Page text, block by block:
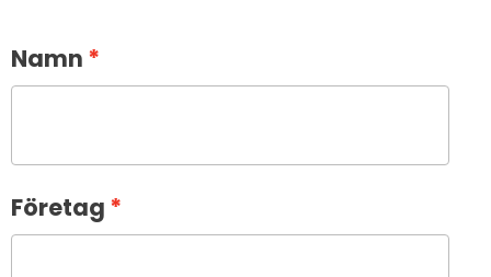
Namn
Företag